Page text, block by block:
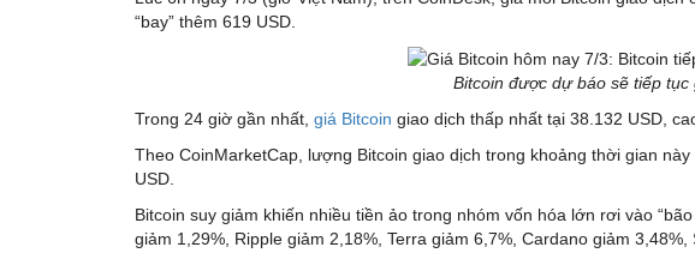
“bay” thêm 619 USD.
Bitcoin được dự báo sẽ tiếp tục
Trong 24 giờ gần nhất, giá Bitcoin giao dịch thấp nhất tại 38.132 USD,
Theo CoinMarketCap, lượng Bitcoin giao dịch trong khoảng thời gian
USD.
Bitcoin suy giảm khiến nhiều tiền ảo trong nhóm vốn hóa lớn rơi vào
giảm 1,29%, Ripple giảm 2,18%, Terra giảm 6,7%, Cardano giảm 3,48%,